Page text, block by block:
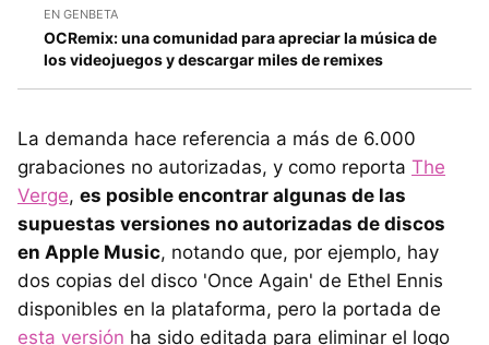
EN GENBETA
OCRemix: una comunidad para apreciar la música de
los videojuegos y descargar miles de remixes
La demanda hace referencia a más de 6.000
grabaciones no autorizadas, y como reporta The
Verge, es posible encontrar algunas de las
supuestas versiones no autorizadas de discos
en Apple Music, notando que, por ejemplo, hay
dos copias del disco 'Once Again' de Ethel Ennis
disponibles en la plataforma, pero la portada de
esta versión ha sido editada para eliminar el logo